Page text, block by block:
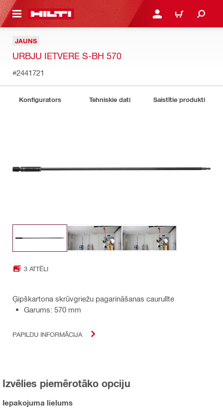
SATURU PIESLĒGTIES VAI
IEPIRKŠANĀS
JAUNS
URBJU IETVERE S-BH 570
#2441721
Konfigurators Tehniskie dati Saistītie produkti
3 ATTĒLI
Ģipškartona skrūvgriežu pagarināšanas caurulīte
Garums: 570 mm
PAPILDU INFORMĀCIJA
Izvēlies piemērotāko opciju
Iepakojuma lielums